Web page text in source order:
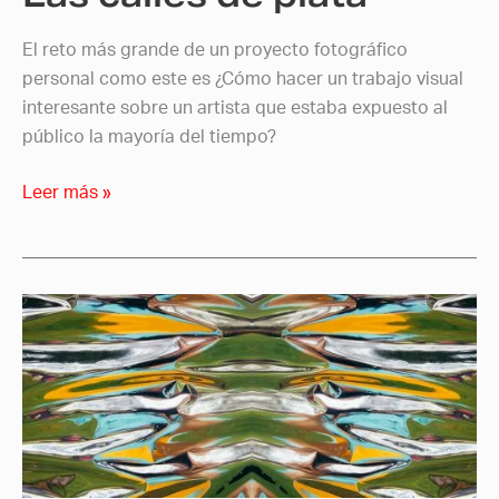
El reto más grande de un proyecto fotográfico
personal como este es ¿Cómo hacer un trabajo visual
interesante sobre un artista que estaba expuesto al
público la mayoría del tiempo?
Leer más »
El
arte
nos
hace
diferentes